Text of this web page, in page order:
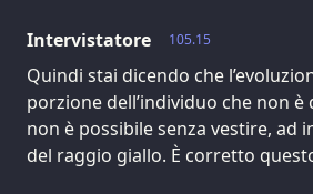
105.15
Intervistatore
Quindi stai dicendo che
porzione dell’individuo che non
non è possibile senza vestire, ad
del raggio giallo. È corretto